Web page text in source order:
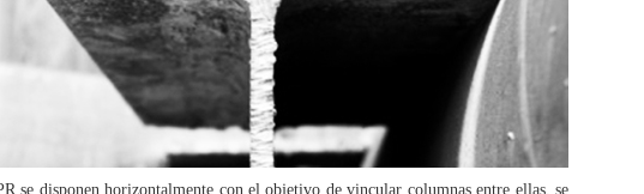
se disponen horizontalmente con el objetivo de vincular columnas entre ellas. se